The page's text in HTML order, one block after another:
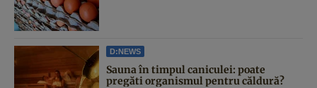
D:NEWS
Sauna în timpul caniculei: poate
pregăti organismul pentru căldură?